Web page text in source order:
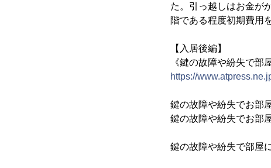
た。引っ越しはお金が
階である程度初期費用
【入居後編】
《鍵の故障や紛失で部
https://
鍵の故障や紛失でお部
鍵の故障や紛失でお部
鍵の故障や紛失で部屋